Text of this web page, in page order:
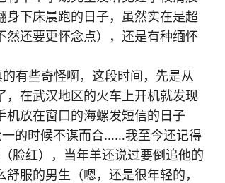
下床晨跑的日子，虽然实在是超
还要更怀念点），还是有种缅怀
有些奇怪啊，这段时间，先是从
在武汉地区的火车上开机就发现
机放在窗口的海螺发短信的日子
的时候不谋而合……我至今还记得
脸红），当年羊还说过要倒追他的
服的男生（嗯，还是很年轻的，